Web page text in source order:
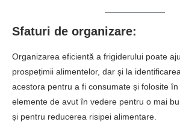
Sfaturi de organizare:
Organizarea eficientă a frigiderului poate
prospețimii alimentelor, dar și la
acestora pentru a fi consumate și folosite
elemente de avut în vedere pentru o mai
și pentru reducerea risipei alimentare.